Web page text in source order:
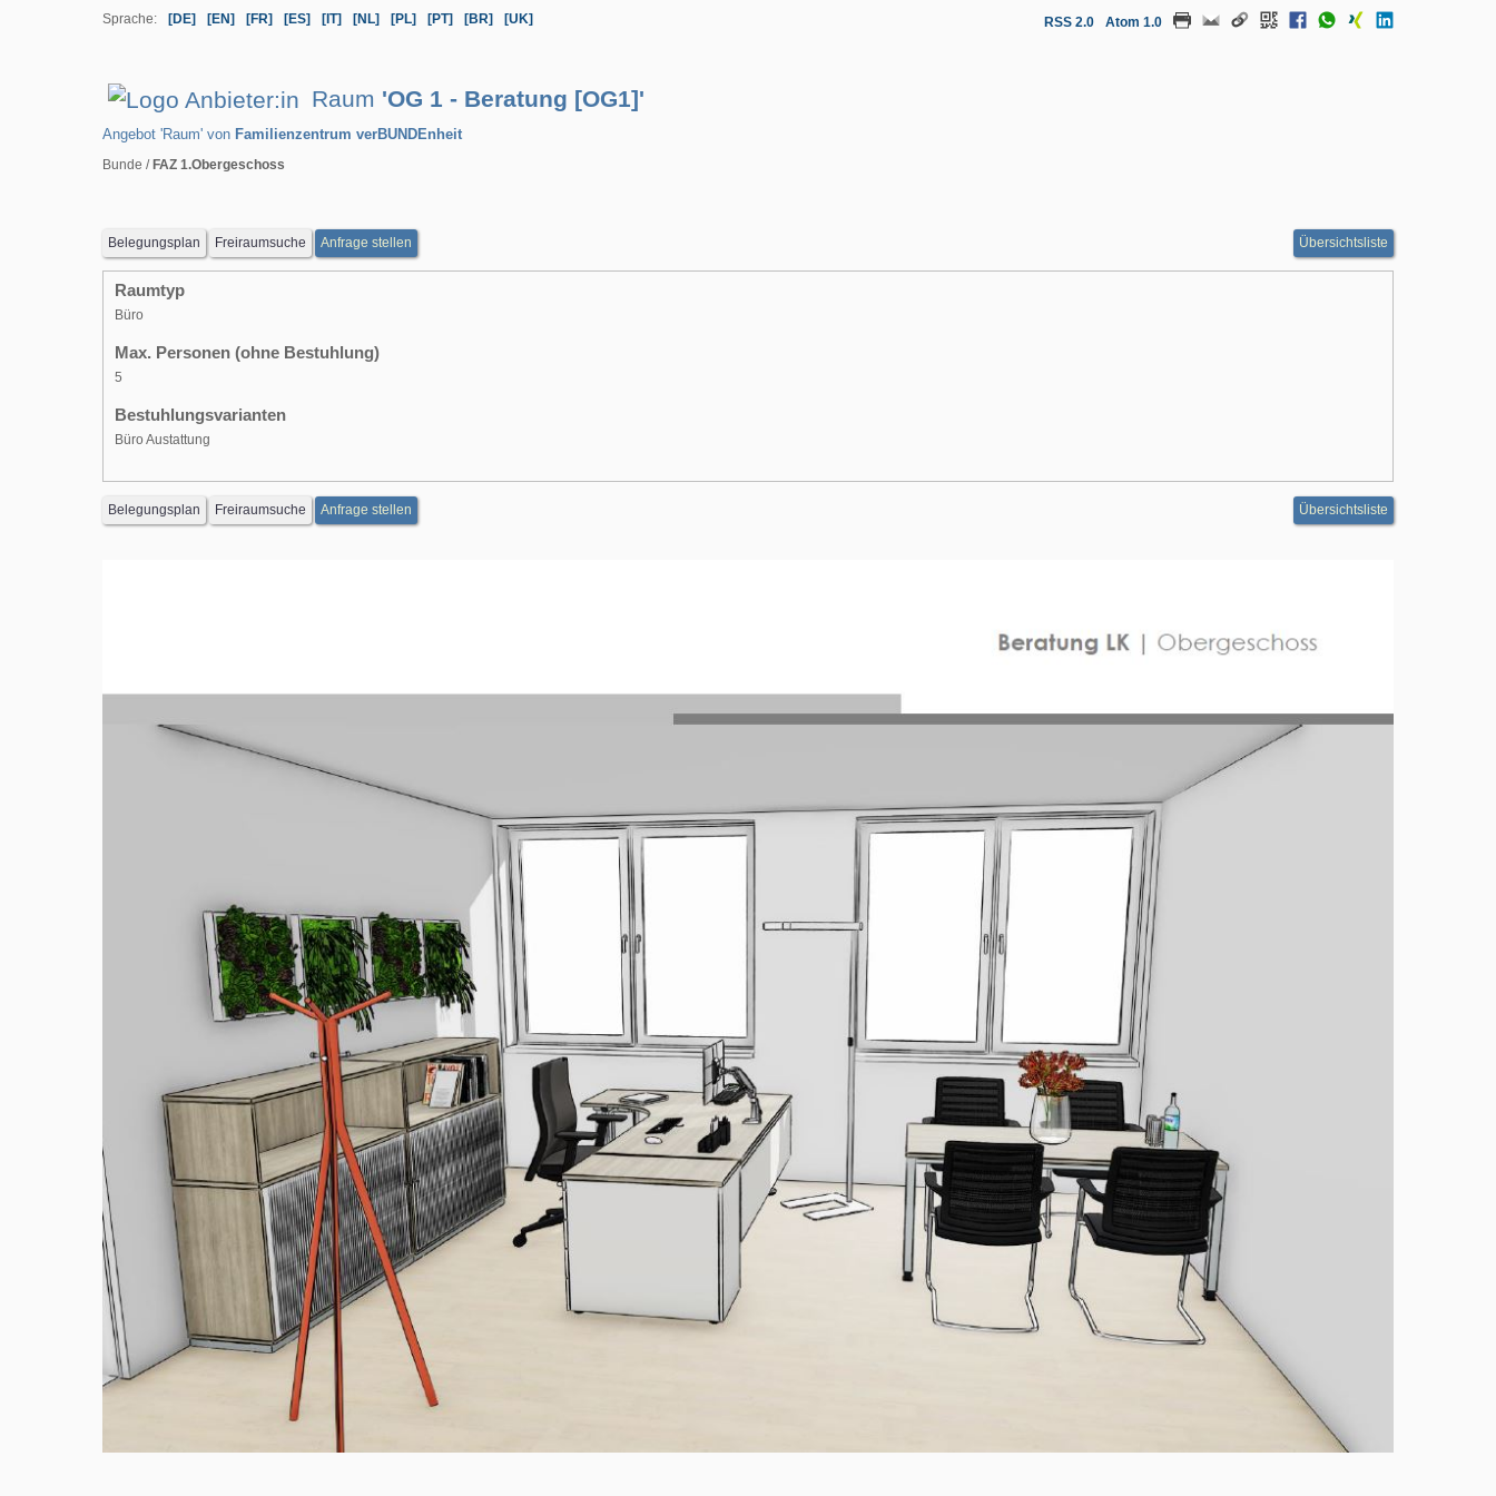
Sprache: [DE] [EN] [FR] [ES] [IT] [NL] [PL] [PT] [BR] [UK] RSS 2.0 Atom 1.0
Raum 'OG 1 - Beratung [OG1]'
Angebot 'Raum' von Familienzentrum verBUNDEnheit
Bunde / FAZ 1.Obergeschoss
Belegungsplan Freiraumsuche Anfrage stellen Übersichtsliste
Raumtyp
Büro
Max. Personen (ohne Bestuhlung)
5
Bestuhlungsvarianten
Büro Austattung
Belegungsplan Freiraumsuche Anfrage stellen Übersichtsliste